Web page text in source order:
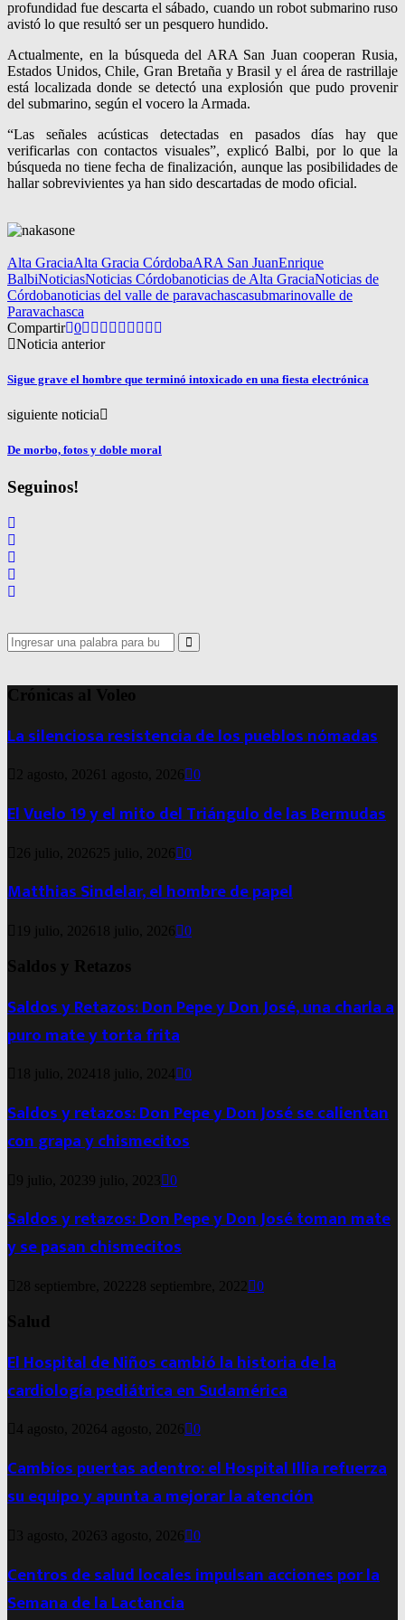
profundidad fue descarta el sábado, cuando un robot submarino ruso
avistó lo que resultó ser un pesquero hundido.
Actualmente, en la búsqueda del ARA San Juan cooperan Rusia,
Estados Unidos, Chile, Gran Bretaña y Brasil y el área de rastrillaje
está localizada donde se detectó una explosión que pudo provenir
del submarino, según el vocero la Armada.
“Las señales acústicas detectadas en pasados días hay que
verificarlas con contactos visuales”, explicó Balbi, por lo que la
búsqueda no tiene fecha de finalización, aunque las posibilidades de
hallar sobrevivientes ya han sido descartadas de modo oficial.
Alta GraciaAlta Gracia CórdobaARA San JuanEnrique
BalbiNoticiasNoticias Córdobanoticias de Alta GraciaNoticias de
Córdobanoticias del valle de paravachascasubmarinovalle de
Paravachasca
Compartir 0
Noticia anterior
Sigue grave el hombre que terminó intoxicado en una fiesta electrónica
siguiente noticia
De morbo, fotos y doble moral
Seguinos!
Search
for:
Search
Crónicas al Voleo
La silenciosa resistencia de los pueblos nómadas
2 agosto, 2026 1 agosto, 2026 0
El Vuelo 19 y el mito del Triángulo de las Bermudas
26 julio, 2026 25 julio, 2026 0
Matthias Sindelar, el hombre de papel
19 julio, 2026 18 julio, 2026 0
Saldos y Retazos
Saldos y Retazos: Don Pepe y Don José, una charla a
puro mate y torta frita
18 julio, 2024 18 julio, 2024 0
Saldos y retazos: Don Pepe y Don José se calientan
con grapa y chismecitos
9 julio, 20239 julio, 2023 0
Saldos y retazos: Don Pepe y Don José toman mate
y se pasan chismecitos
28 septiembre, 2022 28 septiembre, 2022 0
Salud
El Hospital de Niños cambió la historia de la
cardiología pediátrica en Sudamérica
4 agosto, 20264 agosto, 2026 0
Cambios puertas adentro: el Hospital Illia refuerza
su equipo y apunta a mejorar la atención
3 agosto, 2026 3 agosto, 2026 0
Centros de salud locales impulsan acciones por la
Semana de la Lactancia